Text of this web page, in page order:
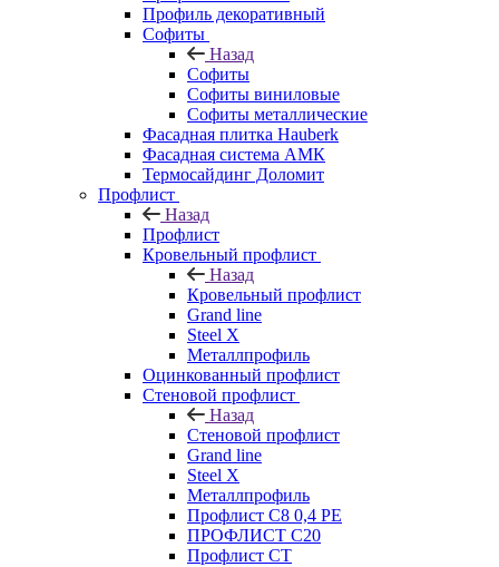
Профиль декоративный
Софиты
Назад
Софиты
Софиты виниловые
Софиты металлические
Фасадная плитка Hauberk
Фасадная система АМК
Термосайдинг Доломит
Профлист
Назад
Профлист
Кровельный профлист
Назад
Кровельный профлист
Grand line
Steel X
Металлпрофиль
Оцинкованный профлист
Стеновой профлист
Назад
Стеновой профлист
Grand line
Steel X
Металлпрофиль
Профлист С8 0,4 РЕ
ПРОФЛИСТ С20
Профлист СТ